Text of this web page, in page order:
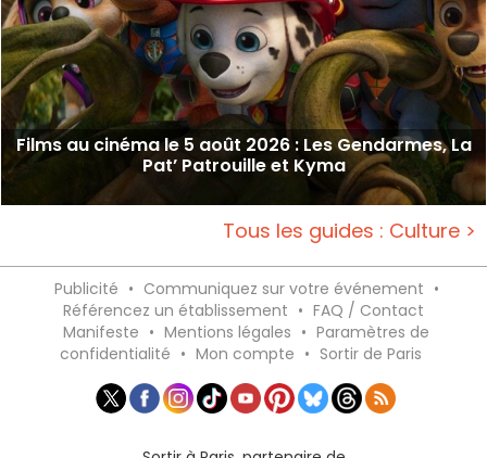
Films au cinéma le 5 août 2026 : Les Gendarmes, La
Pat’ Patrouille et Kyma
Tous les guides : Culture >
Publicité • Communiquez sur votre événement •
Référencez un établissement • FAQ / Contact
Manifeste • Mentions légales • Paramètres de
confidentialité • Mon compte • Sortir de Paris